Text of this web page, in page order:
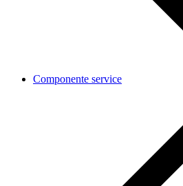
Componente service